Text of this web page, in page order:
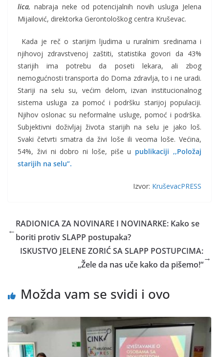
lica, nabraja neke od potencijalnih novih usluga Jelena
Mijailović, direktorka Gerontološkog centra Kruševac.
Kada je reč o starijim ljudima u ruralnim sredinama i
njihovoj zdravstvenoj zaštiti, statistika govori da 43%
starijih ima potrebu da poseti lekara, ali zbog
nemogućnosti transporta do Doma zdravlja, to i ne uradi.
Stariji na selu su, većim delom, izvan institucionalnog
sistema usluga za pomoć i podršku starijoj populaciji.
Njihov oslonac su neformalne usluge, pomoć i podrška.
Subjektivni doživljaj života starijih na selu je jako loš.
Svaki četvrti smatra da živi loše ili veoma loše. Većina,
54%, živi ni dobro ni loše, piše u publikaciji ,,Položaj
starijih na selu”.
Izvor: KruševacPRESS
←
RADIONICA ZA NOVINARE I NOVINARKE: Kako se
boriti protiv SLAPP postupaka?
ISKUSTVO JELENE ZORIĆ SA SLAPP POSTUPCIMA:
„Žele da nas uče kako da pišemo!“
→
Možda vam se svidi i ovo